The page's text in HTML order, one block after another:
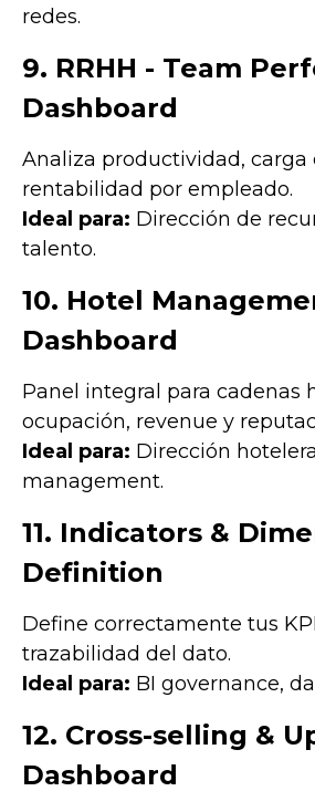
redes.
9. RRHH - Team
Dashboard
Analiza productividad, carga
rentabilidad por empleado.
Ideal para: Dirección de
talento.
10. Hotel
Dashboard
Panel integral para cadenas
ocupación, revenue y
Ideal para: Dirección
management.
11. Indicators &
Definition
Define correctamente tus
trazabilidad del dato.
Ideal para: BI governance,
12. Cross-selling &
Dashboard